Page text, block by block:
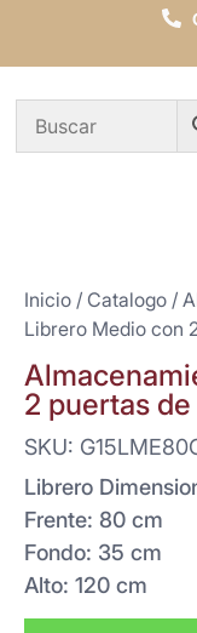
Inicio / Catalogo /
Librero Medio con
2 puertas
SKU:
Librero
Frente: 80 cm
Fondo: 35 cm
Alto: 120 cm